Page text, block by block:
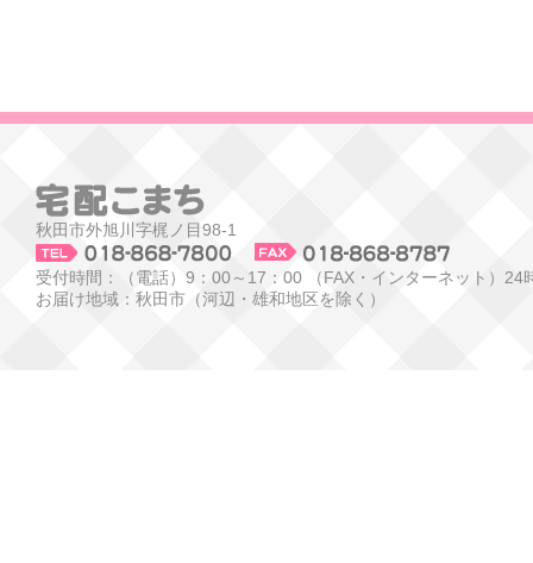
秋田市外旭川字梶ノ目98-1
受付時間：（電話）9：00～17：00 （FAX・インターネット）24
お届け地域：秋田市（河辺・雄和地区を除く）